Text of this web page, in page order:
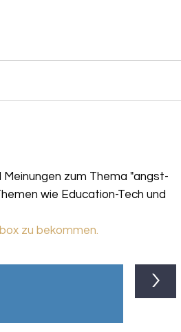
zum Thema "angst-
wie Education-Tech und
zu bekommen.
>